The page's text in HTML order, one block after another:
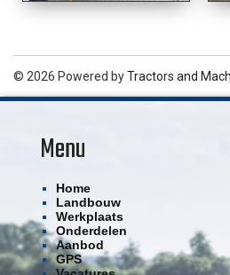
© 2026 Powered byTractors and
Menu
Home
Landbouw
Werkplaats
Onderdelen
Aanbod
GPS